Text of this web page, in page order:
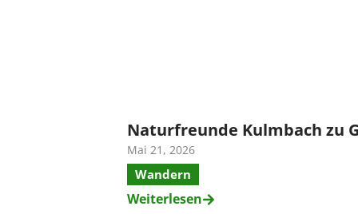
Naturfreunde Kulmbach zu
Mai 21, 2026
Wandern
Weiterlesen